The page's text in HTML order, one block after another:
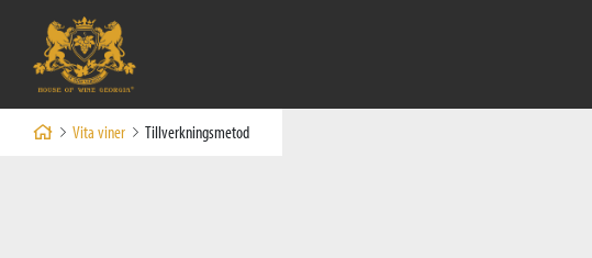
Vita viner Tillverkningsmetod